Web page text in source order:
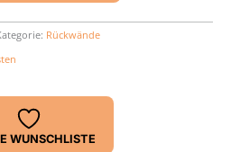
Rückwände
WUNSCHLISTE